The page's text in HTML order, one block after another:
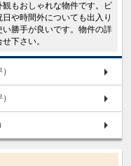
もおしゃれな物件です。ビ
や時間外についても出入り
勝手が良いです。物件の詳
下さい。